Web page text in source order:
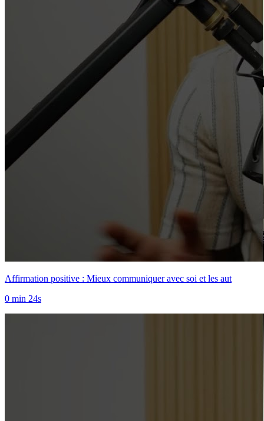
Affirmation positive : Mieux communiquer avec soi et les aut
0 min 24s